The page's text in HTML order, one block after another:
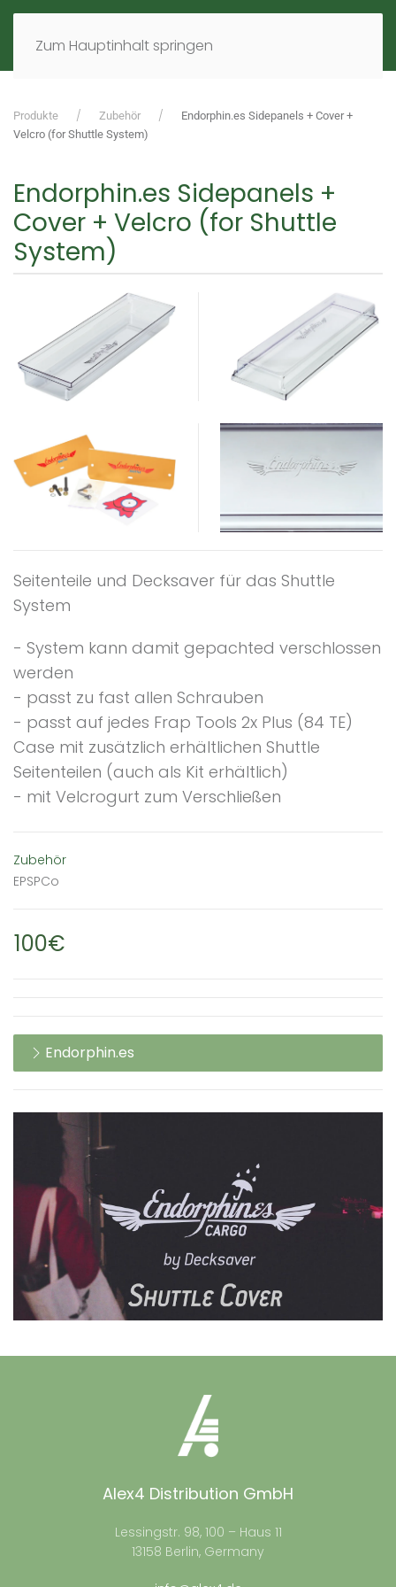
Zum Hauptinhalt springen
EN
Produkte Zubehör
Endorphin.es Sidepanels + Cover +
Velcro (for Shuttle System)
Endorphin.es Sidepanels +
Cover + Velcro (for Shuttle
System)
Seitenteile und Decksaver für das Shuttle
System
- System kann damit gepachted verschlossen
werden
- passt zu fast allen Schrauben
- passt auf jedes Frap Tools​ 2x Plus (84 TE)
Case mit zusätzlich erhältlichen Shuttle
Seitenteilen (auch als Kit erhältlich)
- mit Velcrogurt zum Verschließen
Zubehör
EPSPCo
100€
Endorphin.es
Alex4 Distribution GmbH
Lessingstr. 98, 100 – Haus 11
13158 Berlin, Germany